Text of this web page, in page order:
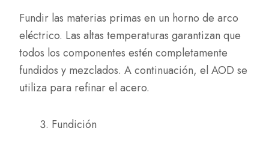
Fundir las materias primas en un horno de arco
eléctrico. Las altas temperaturas garantizan que
todos los componentes estén completamente
fundidos y mezclados. A continuación, el AOD se
utiliza para refinar el acero.
Fundición